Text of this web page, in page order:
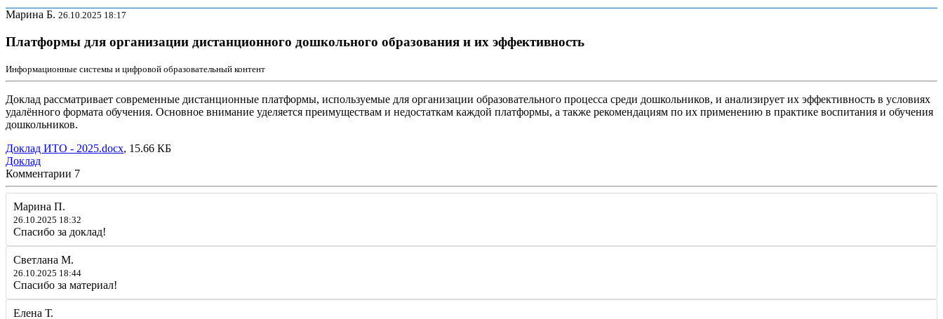
Марина Б. 26.10.2025 18:17
Платформы для организации дистанционного дошкольного образования и их эффективность
Информационные системы и цифровой образовательный контент
Доклад рассматривает современные дистанционные платформы, используемые для организации образовательного процесса среди дошкольников, и анализирует их эффективность в условиях
удалённого формата обучения. Основное внимание уделяется преимуществам и недостаткам каждой платформы, а также рекомендациям по их применению в практике воспитания и обучения
дошкольников.
Доклад ИТО - 2025.docx, 15.66 КБ
Доклад
Комментарии 7
Марина П.
26.10.2025 18:32
Спасибо за доклад!
Светлана М.
26.10.2025 18:44
Спасибо за материал!
Елена Т.